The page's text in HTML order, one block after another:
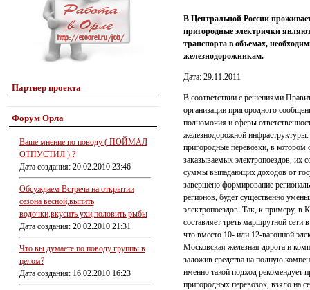
Партнер проекта
Форум Орла
Ваше мнение по поводу ( ПОЙМАЛ
ОТПУСТИЛ ) ?
Дата создания: 20.02.2010 23:46
Обсуждаем Встреча на открытии
сезона весной,выпить
водочки,вкусить ухи,половить рыбы
Дата создания: 20.02.2010 21:31
Что вы думаете по поводу группы в
целом?
Дата создания: 16.02.2010 16:23
В Центральной России
пригородные электрички
транспорта в объемах,
железнодорожникам.
Дата: 29.11.2011
В соответствии с решениями
организации пригородного
полномочия и сферы
железнодорожной инфраструктуры.
пригородные перевозки, в котором
заказываемых электропоездов, их
суммы выпадающих доходов от
завершено формирование
регионов, будет существенно
электропоездов. Так, к примеру, в
составляет треть маршрутной сети
что вместо 10- или 12-вагонной
Московская железная дорога и
заложив средства на полную
именно такой подход
пригородных перевозок, взяло на